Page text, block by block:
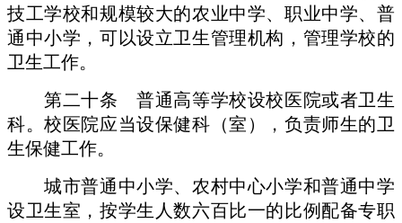
技工学校和规模较大的农业中学、职业中学、普
通中小学，可以设立卫生管理机构，管理学校的
卫生工作。
第二十条 普通高等学校设校医院或者卫生
科。校医院应当设保健科（室），负责师生的卫
生保健工作。
城市普通中小学、农村中心小学和普通中学
设卫生室，按学生人数六百比一的比例配备专职